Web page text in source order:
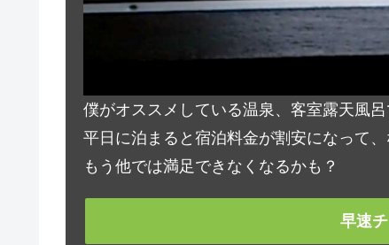
僕がオススメしている温泉、客室露天風
平日に泊まると宿泊料金が割安になって
もう他では満足できなくなるかも？
早速